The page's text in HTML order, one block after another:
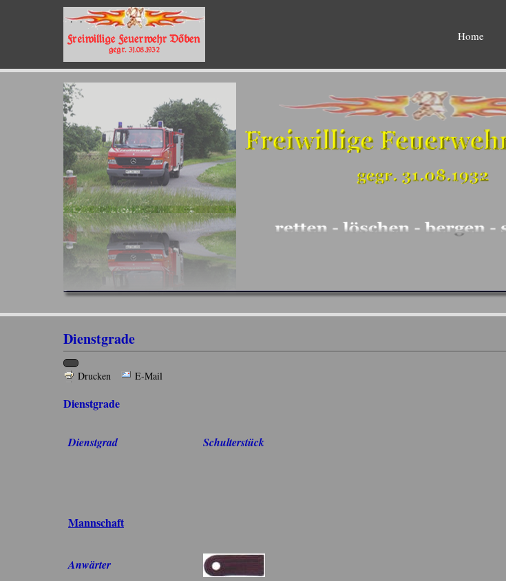
Home
Dienstgrade
Drucken E-Mail
Dienstgrade
Dienstgrad Schulterstück
Mannschaft
Anwärter